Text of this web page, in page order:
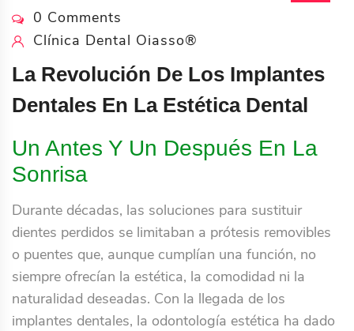
0 Comments
Clínica Dental Oiasso®
La Revolución De Los Implantes
Dentales En La Estética Dental
Un Antes Y Un Después En La
Sonrisa
Durante décadas, las soluciones para sustituir
dientes perdidos se limitaban a prótesis removibles
o puentes que, aunque cumplían una función, no
siempre ofrecían la estética, la comodidad ni la
naturalidad deseadas. Con la llegada de los
implantes dentales, la odontología estética ha dado